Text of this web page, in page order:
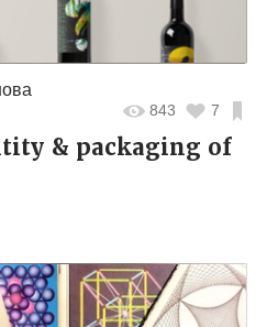
843 7
& packaging of